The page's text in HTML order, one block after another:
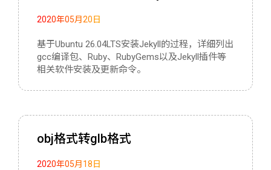
2020年05月20日
基于Ubuntu 26.04LTS安装Jekyll的过程，详细列出
gcc编译包、Ruby、RubyGems以及Jekyll插件等
相关软件安装及更新命令。
obj格式转glb格式
2020年05月18日